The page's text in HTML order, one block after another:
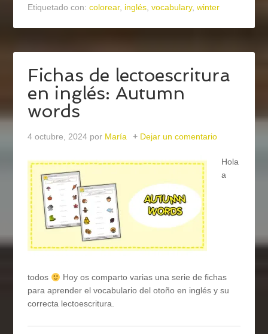
Etiquetado con:colorear, inglés,vocabulary,winter
Fichas de lectoescritura
en inglés: Autumn
words
4 octubre, 2024 por María Dejar un comentario
Hola
a
todos
Hoy os comparto varias una serie de fichas
para aprender el vocabulario del otoño en inglés y su
correcta lectoescritura.